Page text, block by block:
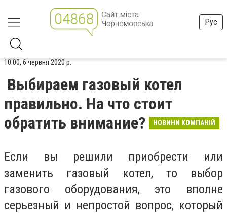
Рус
10:00, 6 червня 2020 р.
Выбираем газовый котел
правильно. На что стоит
обратить внимание?
НОВИНИ КОМПАНІЙ
Если вы решили приобрести или
заменить газовый котел, то выбор
газового оборудования, это вполне
серьезный и непростой вопрос, который